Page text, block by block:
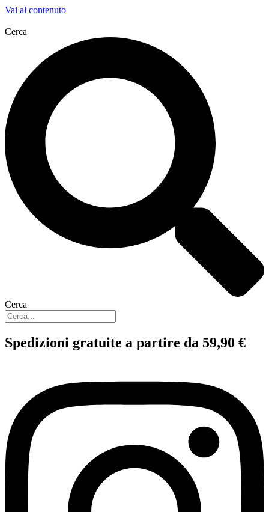
Vai al contenuto
Cerca
Cerca
Spedizioni gratuite a partire da 59,90 €